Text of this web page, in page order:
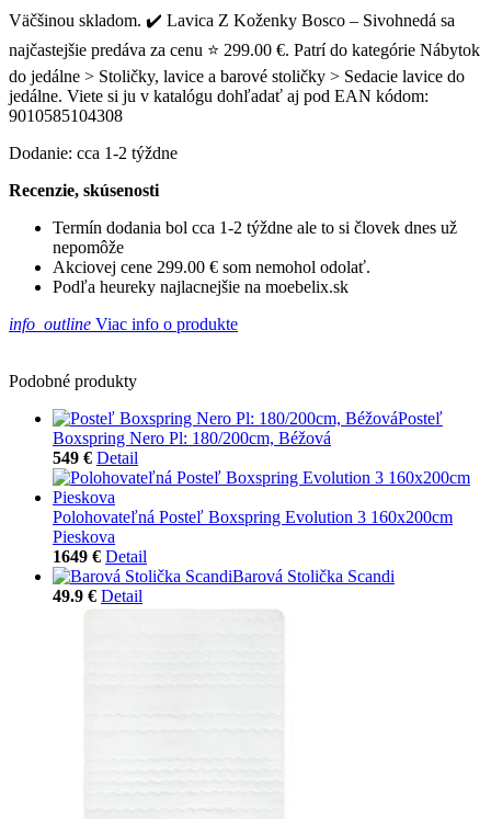
Väčšinou skladom. ✔️ Lavica Z Koženky Bosco – Sivohnedá sa
najčastejšie predáva za cenu ⭐ 299.00 €. Patrí do kategórie Nábytok
do jedálne > Stoličky, lavice a barové stoličky > Sedacie lavice do
jedálne. Viete si ju v katalógu dohľadať aj pod EAN kódom:
9010585104308
Dodanie: cca 1-2 týždne
Recenzie, skúsenosti
Termín dodania bol cca 1-2 týždne ale to si človek dnes už
nepomôže
Akciovej cene 299.00 € som nemohol odolať.
Podľa heureky najlacnejšie na moebelix.sk
info_outline Viac info o produkte
Podobné produkty
Posteľ
Boxspring Nero Pl: 180/200cm, Béžová
549 € Detail
Polohovateľná Posteľ Boxspring Evolution 3 160x200cm
Pieskova
1649 € Detail
Barová Stolička Scandi
49.9 € Detail